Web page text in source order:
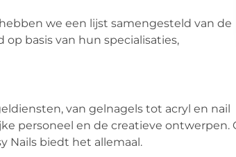
we een lijst samengesteld van de
op basis van hun specialisaties,
van gelnagels tot acryl en nail
personeel en de creatieve ontwerpen.
Nails biedt het allemaal.